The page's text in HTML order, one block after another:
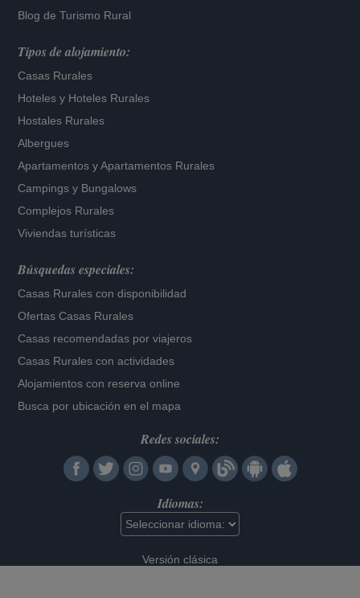
Blog de Turismo Rural
Tipos de alojamiento:
Casas Rurales
Hoteles y Hoteles Rurales
Hostales Rurales
Albergues
Apartamentos yApartamentos Rurales
Campings y Bungalows
Complejos Rurales
Viviendas turísticas
Búsquedas especiales:
Casas Rurales con disponibilidad
Ofertas Casas Rurales
Casas recomendadas por viajeros
Casas Rurales con actividades
Alojamientos con reserva online
Busca por ubicación en el mapa
Redes sociales:
Idiomas:
Versión clásica